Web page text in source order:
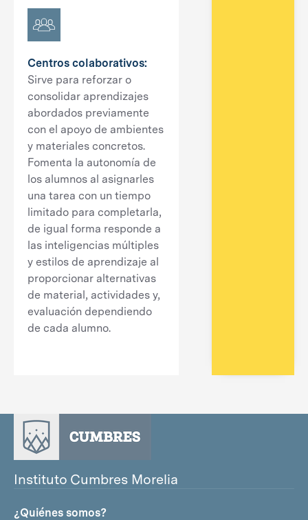
Centros colaborativos:
Sirve para reforzar o
consolidar aprendizajes
abordados previamente
con el apoyo de ambientes
y materiales concretos.
Fomenta la autonomía de
los alumnos al asignarles
una tarea con un tiempo
limitado para completarla,
de igual forma responde a
las inteligencias múltiples
y estilos de aprendizaje al
proporcionar alternativas
de material, actividades y,
evaluación dependiendo
de cada alumno.
Instituto Cumbres Morelia
¿Quiénes somos?